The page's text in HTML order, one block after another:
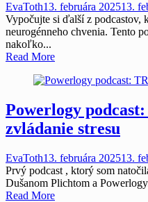
EvaToth13. februára 202513.
Vypočujte si ďalší z podcastov,
neurogénneho chvenia. Tento
nakoľko...
Read More
Powerlogy
zvládanie stresu
EvaToth13. februára 202513.
Prvý podcast , ktorý som
Dušanom Plichtom a
Read More